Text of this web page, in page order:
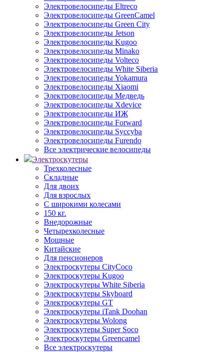
Электровелосипеды Eltreco
Электровелосипеды GreenCamel
Электровелосипеды Green City
Электровелосипеды Jetson
Электровелосипеды Kugoo
Электровелосипеды Minako
Электровелосипеды Volteco
Электровелосипеды White Siberia
Электровелосипеды Yokamura
Электровелосипеды Xiaomi
Электровелосипеды Медведь
Электровелосипеды Xdevice
Электровелосипеды ИЖ
Электровелосипеды Forward
Электровелосипеды Syccyba
Электровелосипеды Furendo
Все электрические велосипеды
Электроскутеры
Трехколесные
Складные
Для двоих
Для взрослых
С широкими колесами
150 кг.
Внедорожные
Четырехколесные
Мощные
Китайские
Для пенсионеров
Электроскутеры CityCoco
Электроскутеры Kugoo
Электроскутеры White Siberia
Электроскутеры Skyboard
Электроскутеры GT
Электроскутеры iTank Doohan
Электроскутеры Wolong
Электроскутеры Super Soco
Электроскутеры Greencamel
Все электроскутеры